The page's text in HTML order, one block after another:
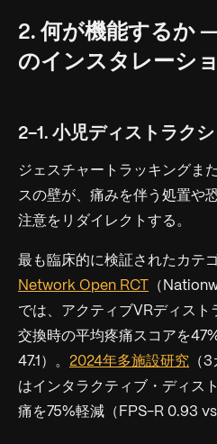
2. 何が機能するか
のインスタレーシ
2-1. 小児ディストラク
ジェスチャートラッキングま
スの壁が、痛みを伴う処置や
注意をリダイレクトする。
最も臨床的に検証されたカテゴ
Network Open RCT
（
では、アクティブVRディスト
交換時の平均疼痛スコアを
47.1）。 2024年多施設研究 （
はインタラクティブ・ディス
痛を75%軽減（FPS-R 0.93